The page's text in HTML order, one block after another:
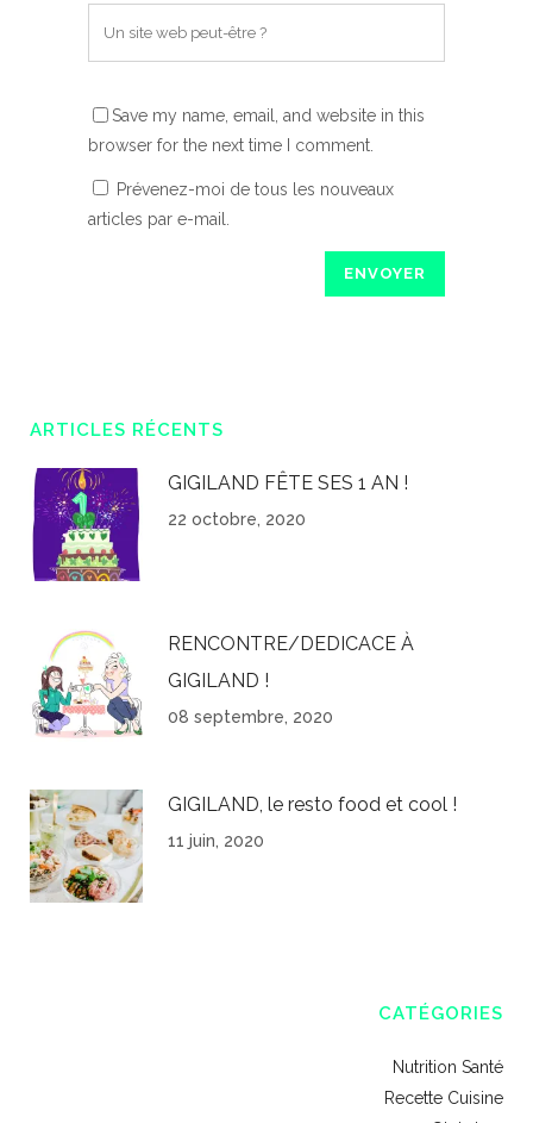
Save my name, email, and website in this
browser for the next time I comment.
Prévenez-moi de tous les nouveaux
articles par e-mail.
ARTICLES RÉCENTS
GIGILAND FÊTE SES 1 AN !
22 octobre, 2020
RENCONTRE/DEDICACE À
GIGILAND !
08 septembre, 2020
GIGILAND, le resto food et cool !
11 juin, 2020
CATÉGORIES
Nutrition Santé
Recette Cuisine